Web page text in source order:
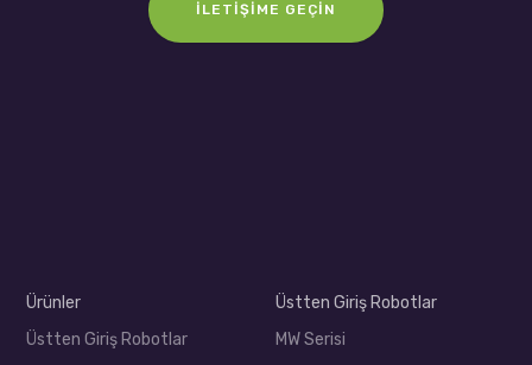
İLETIŞIME GEÇIN
Ürünler
Üstten Giriş Robotlar
Üstten Giriş Robotlar
MW Serisi